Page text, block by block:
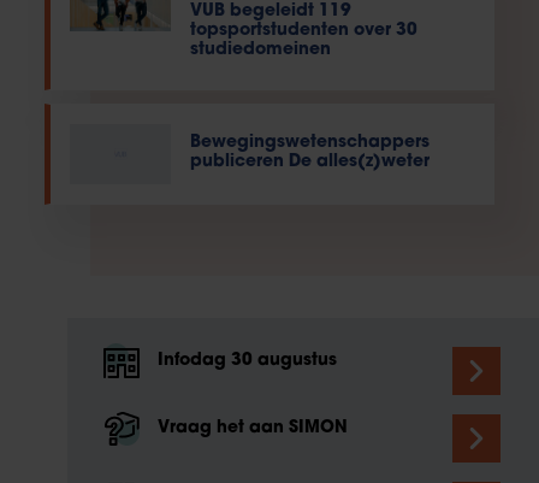
VUB begeleidt 119
topsportstudenten over 30
studiedomeinen
Bewegingswetenschappers
publiceren De alles(z)weter
Infodag 30 augustus
Vraag het aan SIMON